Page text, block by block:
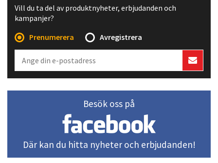
Vill du ta del av produktnyheter, erbjudanden och
kampanjer?
Prenumerera
Avregistrera
Besök oss på
Där kan du hitta nyheter och erbjudanden!